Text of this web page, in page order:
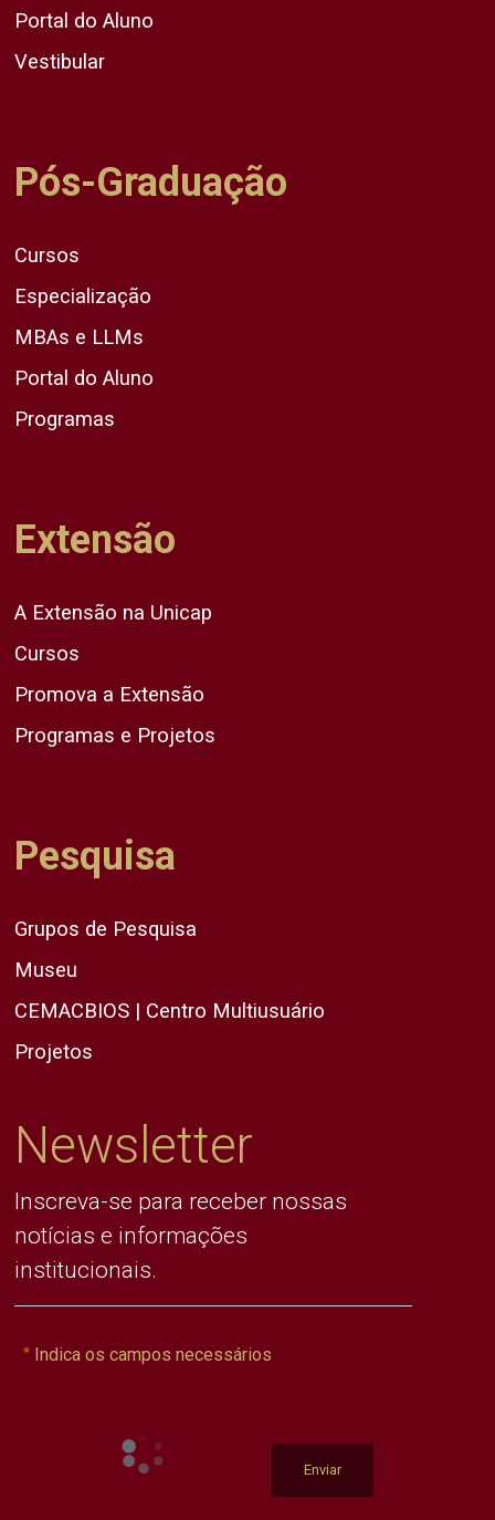
Portal do Aluno
Vestibular
Pós-Graduação
Cursos
Especialização
MBAs e LLMs
Portal do Aluno
Programas
Extensão
A Extensão na Unicap
Cursos
Promova a Extensão
Programas e Projetos
Pesquisa
Grupos de Pesquisa
Museu
CEMACBIOS | Centro Multiusuário
Projetos
Newsletter
Inscreva-se para receber nossas
notícias e informações
institucionais.
Indica os campos necessários
Enviar